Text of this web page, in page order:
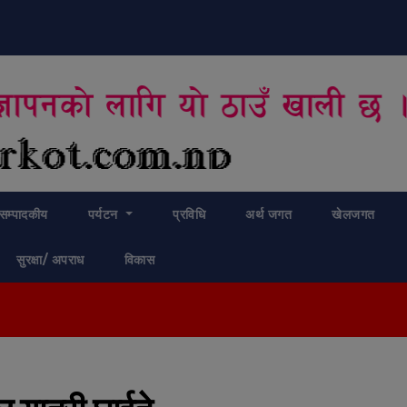
सम्पादकीय पर्यटन प्रविधि अर्थ जगत खेलजगत
सुरक्षा/ अपराध विकास